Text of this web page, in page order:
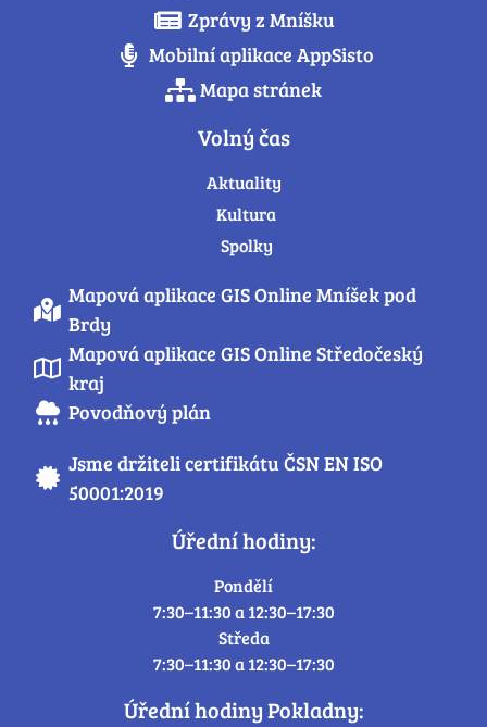
Zprávy z Mníšku
Mobilní aplikace AppSisto
Mapa stránek
Volný čas
Aktuality
Kultura
Spolky
Mapová aplikace GIS Online Mníšek pod
Brdy
Mapová aplikace GIS Online Středočeský
kraj
Povodňový plán
Jsme držiteli certifikátu ČSN EN ISO
50001:2019
Úřední hodiny:
Pondělí
7:30–11:30 a 12:30–17:30
Středa
7:30–11:30 a 12:30–17:30
Úřední hodiny Pokladny: